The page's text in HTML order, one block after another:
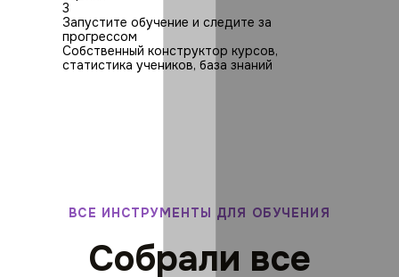
3
Запустите обучение и следите за
прогрессом
Собственный конструктор курсов,
статистика учеников, база знаний
ВСЕ ИНСТРУМЕНТЫ ДЛЯ ОБУЧЕНИЯ
Собрали все